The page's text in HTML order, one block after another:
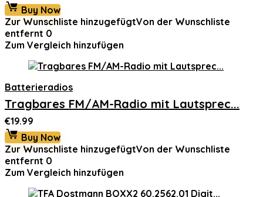
Buy Now
Zur Wunschliste hinzugefügtVon der Wunschliste
entfernt 0
Zum Vergleich hinzufügen
Batterieradios
Tragbares FM/AM-Radio mit Lautsprec...
€19.99
Buy Now
Zur Wunschliste hinzugefügtVon der Wunschliste
entfernt 0
Zum Vergleich hinzufügen